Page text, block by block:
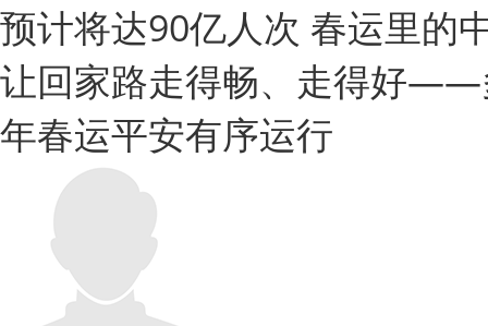
预计将达90亿人次 春运里的
让回家路走得畅、走得好——
年春运平安有序运行